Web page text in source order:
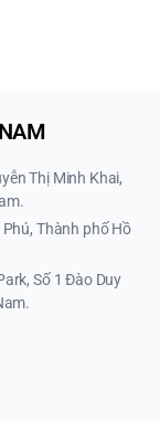
Thị Minh Khai,
Thành phố Hồ
Số 1 Đào Duy